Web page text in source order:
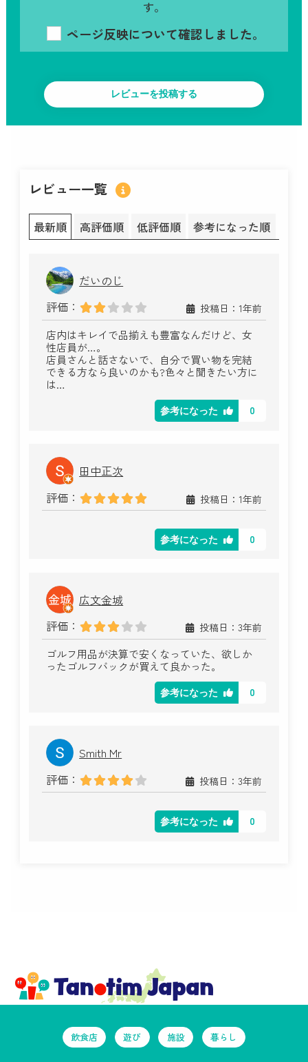
す。
ページ反映について確認しました。
レビュー一覧
最新順 高評価順 低評価順 参考になった順
だいのじ
評価：
投稿日：1年前
店内はキレイで品揃えも豊富なんだけど、女
性店員が…。
店員さんと話さないで、自分で買い物を完結
できる方なら良いのかも?色々と聞きたい方に
は…
参考になった 0
田中正次
評価：
投稿日：1年前
参考になった 0
広文金城
評価：
投稿日：3年前
ゴルフ用品が決算で安くなっていた、欲しか
ったゴルフバックが買えて良かった。
参考になった 0
Smith Mr
評価：
投稿日：3年前
参考になった 0
飲食店 遊び 施設 暮らし